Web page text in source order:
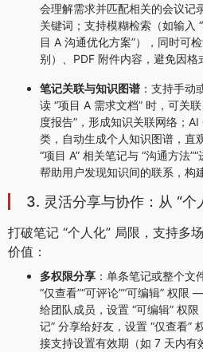
会理解需求并匹配相关的会议记
关键词；支持模糊检索（如输入
目 A 沟通优化方案”），同时可
别）、PDF 附件内容，避免因格
笔记关联与知识图谱：支持手动
读 “项目 A 需求文档” 时，可关
度报告”，形成知识关联网络；
类，自动生成个人知识图谱，直
“项目 A” 相关笔记与 “沟通方法
帮助用户发现知识间的联系，构
3. 灵活分享与协作：从 “个
打破笔记 “个人化” 局限，支持多
价值：
多权限分享 ：单条笔记或整个
“仅查看”“可评论”“可编辑” 权
给团队成员，设置 “可编辑” 权
记” 分享给好友，设置 “仅查看”
接支持设置有效期（如 7 天内有